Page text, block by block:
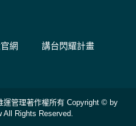
網
講台閃耀計畫
運管理著作權所有 Copyright © by
All Rights Reserved.